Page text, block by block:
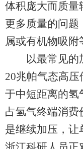
体积庞大而质量
更多质量的问题
属或有机物吸附
以最常见的加
20兆帕气态高
于中短距离的氢
占氢气终端消
是继续加压，